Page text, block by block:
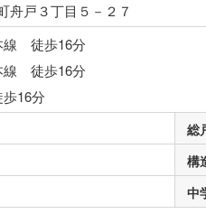
舟戸３丁目５－２７
線 徒歩16分
線 徒歩16分
16分
総
構
中